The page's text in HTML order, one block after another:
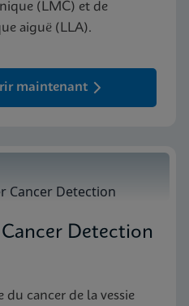
(LMC) et de
aiguë (LLA).
maintenant
Detection
du cancer de la vessie